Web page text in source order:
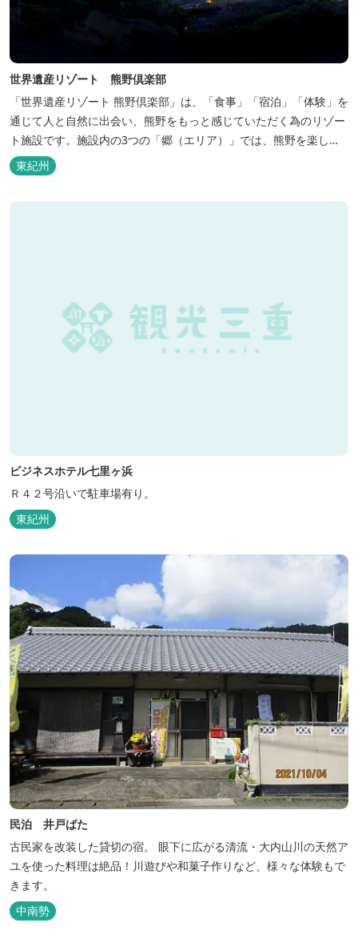
世界遺産リゾート 熊野倶楽部
「世界遺産リゾート 熊野倶楽部」は、「食事」「宿泊」「体験」を
通じて人と自然に出会い、熊野をもっと感じていただく為のリゾー
ト施設です。施設内の3つの「郷（エリア）」では、熊野を楽しむ
為の多彩なイベンを開催。施設内のいたるところに、熊野灘の青い
海や雄大な夕日の大パノラマ等、大自然を感じていただけるよう設
東紀州
ビジネスホテル七里ヶ浜
Ｒ４２号沿いで駐車場有り。
東紀州
民泊 井戸ばた
古民家を改装した貸切の宿。 眼下に広がる清流・大内山川の天然ア
ユを使った料理は絶品！川遊びや和菓子作りなど、様々な体験もで
きます。
中南勢